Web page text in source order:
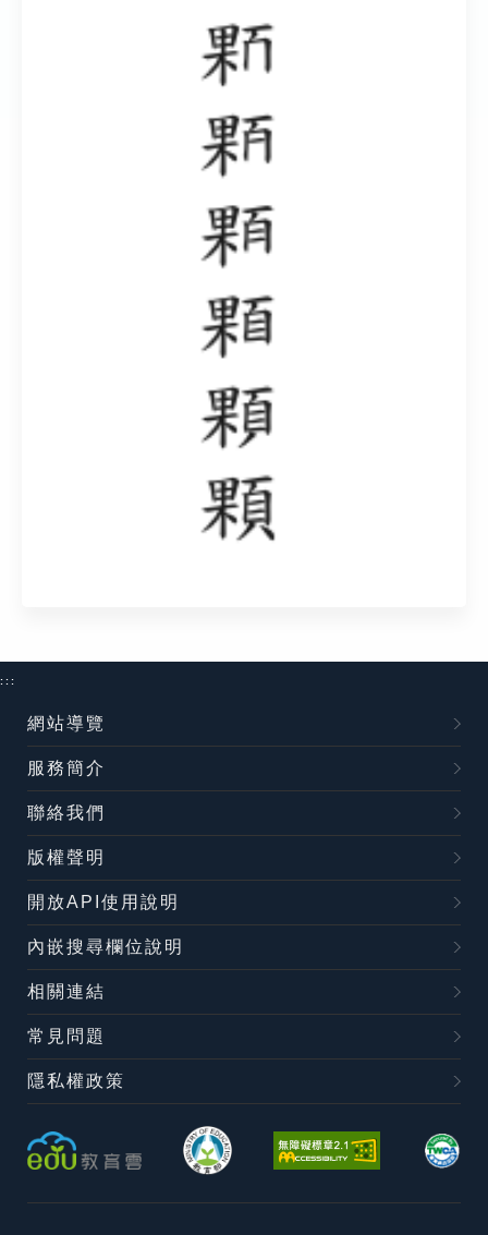
:::
網站導覽
服務簡介
聯絡我們
版權聲明
開放API使用說明
內嵌搜尋欄位說明
相關連結
常見問題
隱私權政策